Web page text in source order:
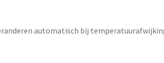
automatisch bij